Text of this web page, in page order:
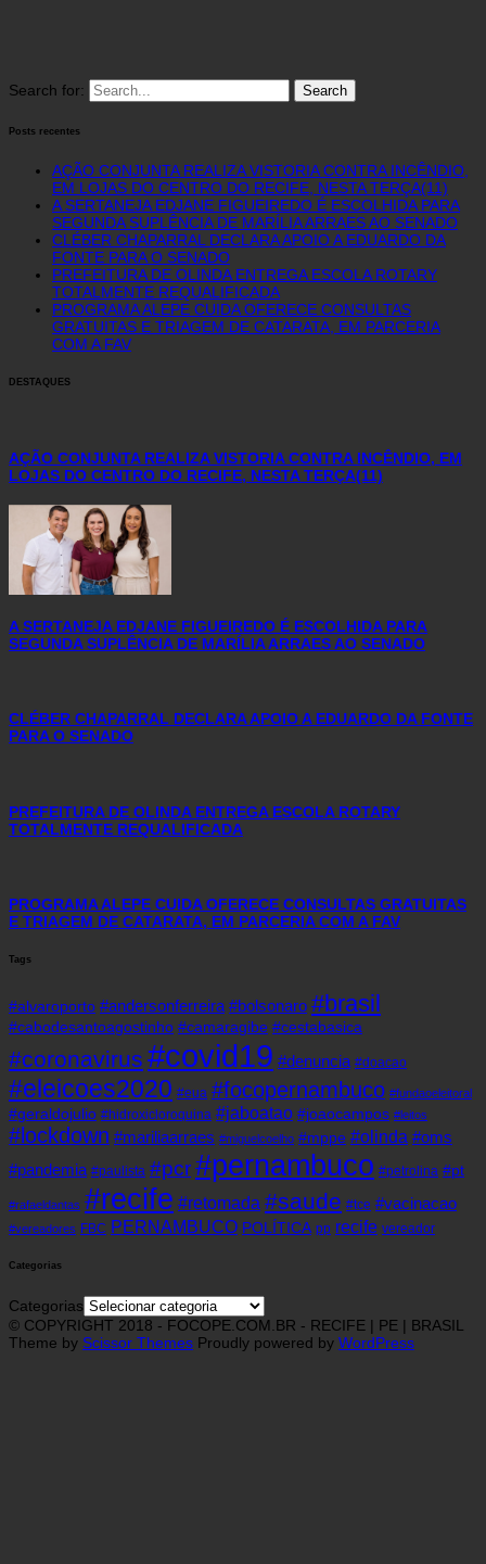
Search for:
Posts recentes
AÇÃO CONJUNTA REALIZA VISTORIA CONTRA INCÊNDIO,
EM LOJAS DO CENTRO DO RECIFE, NESTA TERÇA(11)
A SERTANEJA EDJANE FIGUEIREDO É ESCOLHIDA PARA
SEGUNDA SUPLÊNCIA DE MARÍLIA ARRAES AO SENADO
CLÉBER CHAPARRAL DECLARA APOIO A EDUARDO DA
FONTE PARA O SENADO
PREFEITURA DE OLINDA ENTREGA ESCOLA ROTARY
TOTALMENTE REQUALIFICADA
PROGRAMA ALEPE CUIDA OFERECE CONSULTAS
GRATUITAS E TRIAGEM DE CATARATA, EM PARCERIA
COM A FAV
DESTAQUES
AÇÃO CONJUNTA REALIZA VISTORIA CONTRA INCÊNDIO, EM
LOJAS DO CENTRO DO RECIFE, NESTA TERÇA(11)
A SERTANEJA EDJANE FIGUEIREDO É ESCOLHIDA PARA
SEGUNDA SUPLÊNCIA DE MARÍLIA ARRAES AO SENADO
CLÉBER CHAPARRAL DECLARA APOIO A EDUARDO DA FONTE
PARA O SENADO
PREFEITURA DE OLINDA ENTREGA ESCOLA ROTARY
TOTALMENTE REQUALIFICADA
PROGRAMA ALEPE CUIDA OFERECE CONSULTAS GRATUITAS
E TRIAGEM DE CATARATA, EM PARCERIA COM A FAV
Tags
#alvaroporto #andersonferreira #bolsonaro #brasil
#cabodesantoagostinho #camaragibe #cestabasica
#coronavirus #covid19 #denuncia #doacao
#eleicoes2020 #eua #focopernambuco #fundaoeleitoral
#geraldojulio #hidroxicloroquina #jaboatao #joaocampos #leitos
#lockdown #mariliaarraes #miguelcoelho #mppe #olinda #oms
#pandemia #paulista #pcr#pernambuco #petrolina #pt
#rafaeldantas #recife #retomada #saude #tce #vacinacao
#vereadores FBC PERNAMBUCO POLÍTICA pp recife vereador
Categorias
Categorias
© COPYRIGHT 2018 - FOCOPE.COM.BR - RECIFE | PE | BRASIL
Theme by Scissor Themes Proudly powered by WordPress